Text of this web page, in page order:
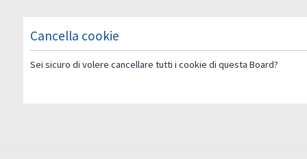
Cancella cookie
Sei sicuro di volere cancellare tutti i cookie di questa Board?